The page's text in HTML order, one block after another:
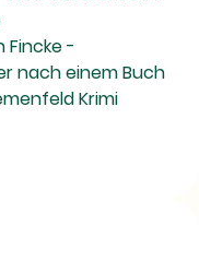
-
nach einem Buch
Krimi